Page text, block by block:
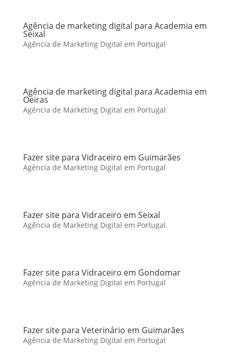
Agência de marketing digital para Academia em
Seixal
Agência de Marketing Digital em Portugal
Agência de marketing digital para Academia em
Oeiras
Agência de Marketing Digital em Portugal
Fazer site para Vidraceiro em Guimarães
Agência de Marketing Digital em Portugal
Fazer site para Vidraceiro em Seixal
Agência de Marketing Digital em Portugal
Fazer site para Vidraceiro em Gondomar
Agência de Marketing Digital em Portugal
Fazer site para Veterinário em Guimarães
Agência de Marketing Digital em Portugal